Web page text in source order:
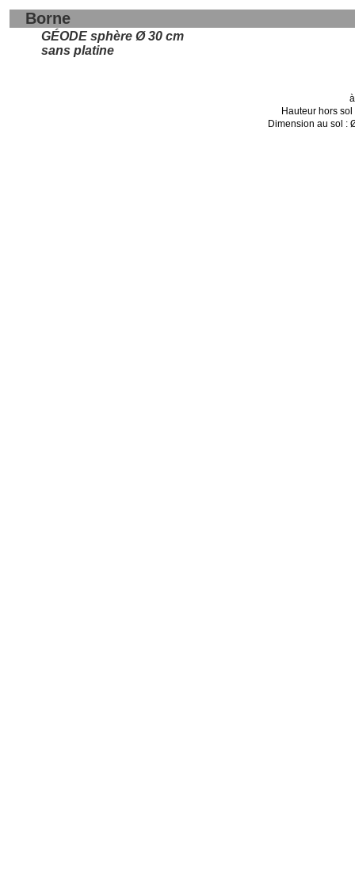
Borne
GÉODE sphère Ø 30 cm
sans platine
Hauteur hors sol
Dimension au sol :